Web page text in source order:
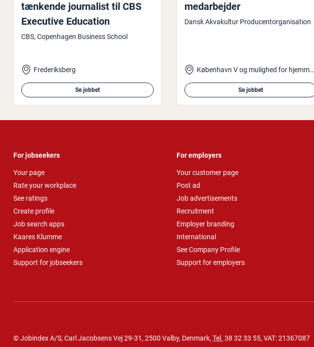
tænkende jour­na­list til CBS
Executive Education
CBS, Copenhagen Business School
Frederiksberg
Se jobbet
me­d­ar­bej­der
Dansk Akvakultur Producentorganisation
København V og mulighed for hjemmearbejde
Se jobbet
For jobseekers
Your page
Rate your workplace
See ratings
Create profile
Job search apps
Kaares Klumme
Application engine
Support for jobseekers
For employers
Your customer page
Post ad
Job advertisements
Recruitment
Employer branding
International
See Company Profile
Support for employers
© Jobindex A/S, Carl Jacobsens Vej 29-31, 2500 Valby, Denmark, Tel. 38 32 33 55, VAT: 21367087